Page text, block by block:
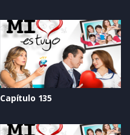
Capítulo 135